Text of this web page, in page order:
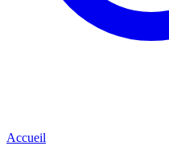
Accueil